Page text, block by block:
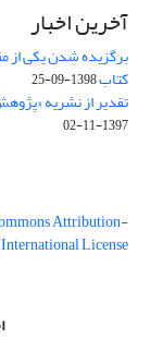
آخرین اخبار
برگزیده شدن یکی از
کتاب1398-09-25
تقدیر از نشریه
1397-11-02
Attribution-
License